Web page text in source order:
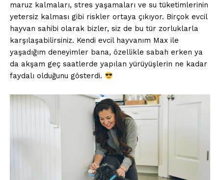
maruz kalmaları, stres yaşamaları ve su tüketimlerinin
yetersiz kalması gibi riskler ortaya çıkıyor. Birçok evcil
hayvan sahibi olarak bizler, siz de bu tür zorluklarla
karşılaşabilirsiniz. Kendi evcil hayvanım Max ile
yaşadığım deneyimler bana, özellikle sabah erken ya
da akşam geç saatlerde yapılan yürüyüşlerin ne kadar
faydalı olduğunu gösterdi.